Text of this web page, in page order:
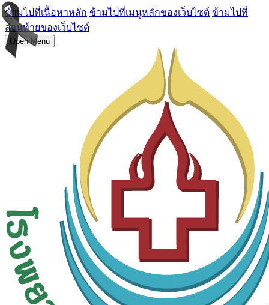
ข้ามไปที่เนื้อหาหลัก ข้ามไปที่เมนูหลักของเว็บไซต์ ข้ามไปที่
ส่วนท้ายของเว็บไซต์
Open Menu